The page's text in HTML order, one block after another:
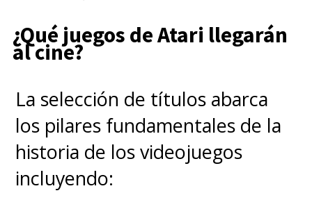
¿Qué juegos de Atari llegarán
al cine?
La selección de títulos abarca
los pilares fundamentales de la
historia de los videojuegos
incluyendo: